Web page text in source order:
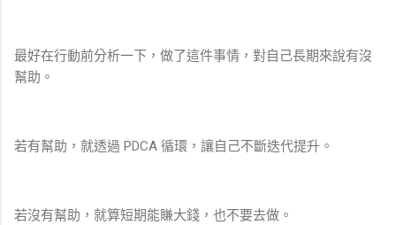
最好在行動前分析一下，做了這件事情，對自己長期來說有沒
幫助。
若有幫助，就透過 PDCA 循環，讓自己不斷迭代提升。
若沒有幫助，就算短期能賺大錢，也不要去做。